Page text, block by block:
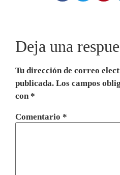
Deja una
Tu dirección de correo
publicada. Los campos
con*
Comentario *